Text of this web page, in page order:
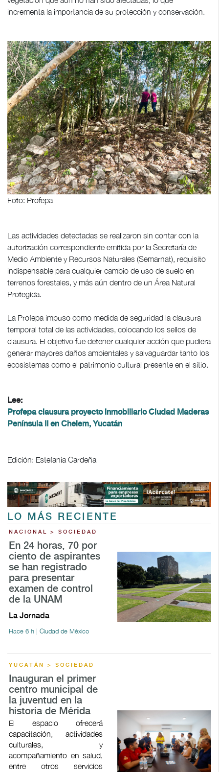
incrementa la importancia de su protección y conservación.
Foto: Profepa
Las actividades detectadas se realizaron sin contar con la
autorización correspondiente emitida por la Secretaría de
Medio Ambiente y Recursos Naturales (Semarnat), requisito
indispensable para cualquier cambio de uso de suelo en
terrenos forestales, y más aún dentro de un Área Natural
Protegida.
La Profepa impuso como medida de seguridad la clausura
temporal total de las actividades, colocando los sellos de
clausura. El objetivo fue detener cualquier acción que pudiera
generar mayores daños ambientales y salvaguardar tanto los
ecosistemas como el patrimonio cultural presente en el sitio.
Lee:
Profepa clausura proyecto inmobiliario Ciudad Maderas
Península II en Chelem, Yucatán
Edición: Estefanía Cardeña
LO MÁS RECIENTE
NACIONAL > SOCIEDAD
En 24 horas, 70 por
ciento de aspirantes
se han registrado
para presentar
examen de control
de la UNAM
La Jornada
Hace 6 h | Ciudad de México
YUCATÁN > SOCIEDAD
Inauguran el primer
centro municipal de
la juventud en la
historia de Mérida
El espacio ofrecerá
capacitación, actividades
culturales, y
acompañamiento en salud,
entre otros servicios